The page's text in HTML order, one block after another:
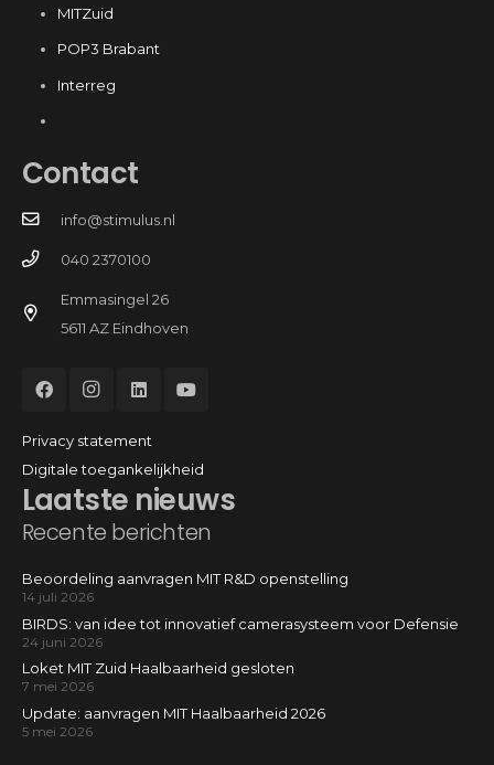
MITZuid
POP3 Brabant
Interreg
Laatste nieuws
Recente berichten
Beoordeling aanvragen MIT R&D openstelling
14 juli 2026
BIRDS: van idee tot innovatief camerasysteem voor Defensie
24 juni 2026
Loket MIT Zuid Haalbaarheid gesloten
7 mei 2026
Update: aanvragen MIT Haalbaarheid 2026
5 mei 2026
Contact
info@stimulus.nl
040 2370100
Emmasingel 26
5611 AZ Eindhoven
Privacy statement
Digitale toegankelijkheid